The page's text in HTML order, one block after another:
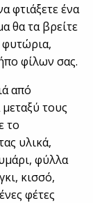
φτιάξετε ένα
θα τα βρείτε
φίλων σας.
από
τους
το
υλικά,
φύλλα
κισσό,
φέτες